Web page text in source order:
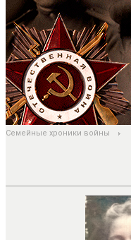
Семейные хроники войны